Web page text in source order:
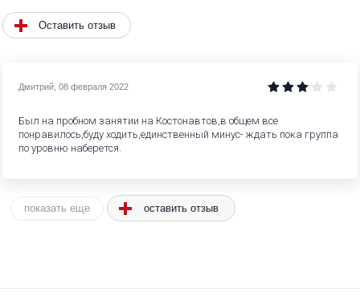
Оставить отзыв
Дмитрий, 08 февраля 2022
Был на пробном занятии на Костонавтов,в общем все
понравилось,буду ходить,единственный минус- ждать пока группа
по уровню наберется.
показать еще оставить отзыв